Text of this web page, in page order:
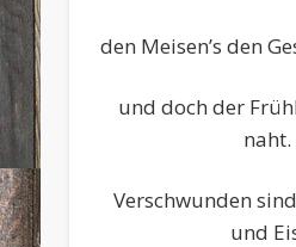
den Meisen’s den
und doch der
naht.
Verschwunden
und